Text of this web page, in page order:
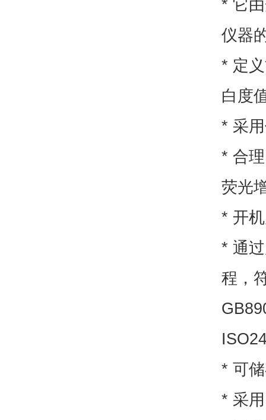
* 它
仪器
* 定
白度
* 采
* 合
荧光
* 开
* 通
程，
* 可
* 采